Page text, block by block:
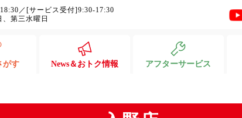
／[サービス受付]9:30-17:30
第三水曜日
がす News＆おトク情報 アフターサービス